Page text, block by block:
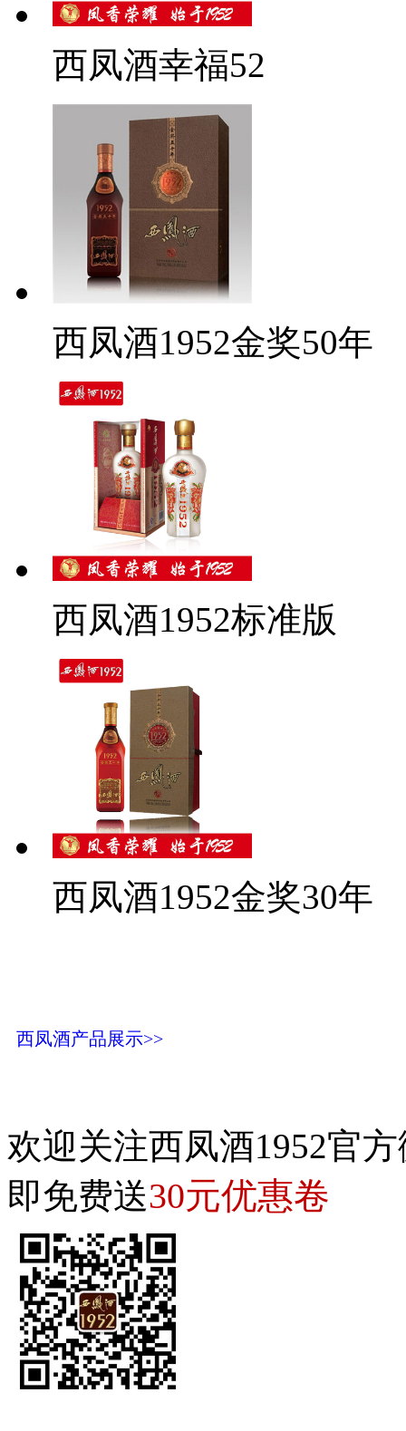
西凤酒幸福52
西凤酒1952金奖50年
西凤酒1952标准版
西凤酒1952金奖30年
西凤酒产品展示>>
欢迎关注西凤酒1952官
即免费送30元优惠卷